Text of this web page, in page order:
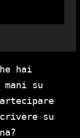
hai
su
su